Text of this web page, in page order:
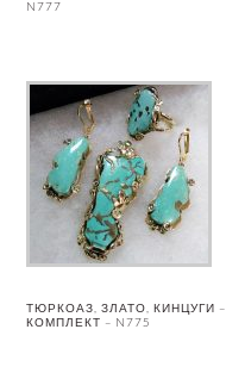
N777
ТЮРКОАЗ, ЗЛАТО, КИНЦУГИ –
КОМПЛЕКТ – N775